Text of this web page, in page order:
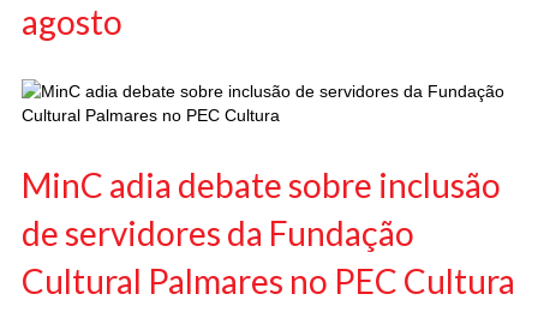
agosto
MinC adia debate sobre inclusão
de servidores da Fundação
Cultural Palmares no PEC Cultura